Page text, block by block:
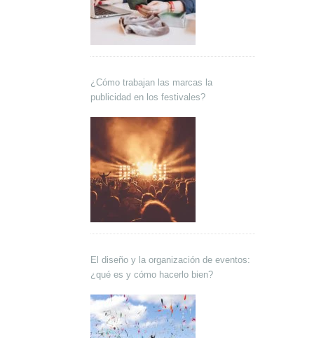
¿Cómo trabajan las marcas la
publicidad en los festivales?
El diseño y la organización de eventos:
¿qué es y cómo hacerlo bien?